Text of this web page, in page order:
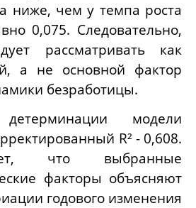
ниже, чем у темпа роста
0,075. Следовательно,
рассматривать как
а не основной фактор
безработицы.
модели
R² - 0,608.
что выбранные
факторы объясняют
годового изменения